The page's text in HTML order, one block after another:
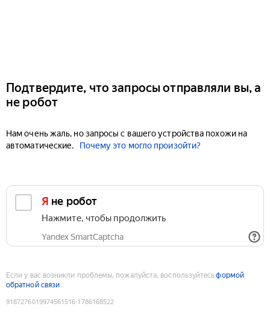
Подтвердите, что запросы отправляли вы, а
не робот
Нам очень жаль, но запросы с вашего устройства похожи на
автоматические.
Почему это могло произойти?
Я не робот
Нажмите, чтобы продолжить
Yandex SmartCaptcha
Если у вас возникли проблемы, пожалуйста, воспользуйтесьформой
обратной связи
9187276019974561516:1786168522